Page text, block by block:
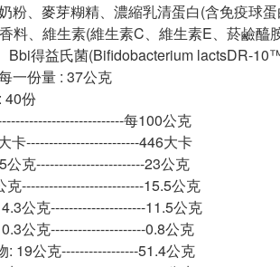
粉、麥芽糊精、濃縮乳清蛋白(含免疫球
料、維生素(維生素C、維生素E、菸鹼醯
Bbi得益氏菌(Bifidobacterium lactsDR-
一份量 : 37公克
40份
每100公克
卡-------------------------446大卡
公克------------------------23公克
克---------------------------15.5公克
公克---------------------11.5公克
公克---------------------0.8公克
: 19公克-----------------51.4公克